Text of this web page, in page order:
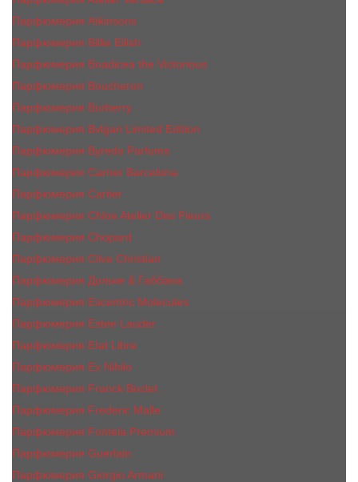
Парфюмерия Atkinsons
Парфюмерия Billie Eilish
Парфюмерия Boadicea the Victorious
Парфюмерия Boucheron
Парфюмерия Burberry
Парфюмерия Bvlgari Limited Edition
Парфюмерия Byredo Parfums
Парфюмерия Carner Barcelona
Парфюмерия Cartier
Парфюмерия Chloe Atelier Des Fleurs
Парфюмерия Сhopard
Парфюмерия Clive Christian
Парфюмерия Дольче & Габбана
Парфюмерия Escentric Molecules
Парфюмерия Estee Lаudеr
Парфюмерия Etat Libre
Парфюмерия Ex Nihilo
Парфюмерия Franck Boclet
Парфюмерия Frеderic Mаlle
Парфюмерия Fontela Premium
Парфюмерия Guerlain
Парфюмерия Giorgio Armani